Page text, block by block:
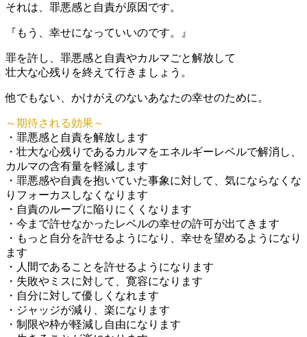
それは、罪悪感と自責が原因です。
『もう、幸せになっていいのです。』
罪を許し、罪悪感と自責やカルマごと解放して
壮大な心残りを終えて行きましょう。
他でもない、かけがえのないあなたの幸せのために。
～期待される効果～
・罪悪感と自責を解放します
・壮大な心残りであるカルマをエネルギーレベルで解消し、
カルマの含有量を軽減します
・罪悪感や自責を抱いていた事象に対して、気にならなくな
りフォーカスしなくなります
・自責のループに陥りにくくなります
・今まで許せなかったレベルの幸せの許可が出てきます
・もっと自分を許せるようになり、幸せを望めるようになり
ます
・人間であることを許せるようになります
・失敗やミスに対して、寛容になります
・自分に対して優しくなれます
・ジャッジが減り、楽になります
・制限や枠が軽減し自由になります